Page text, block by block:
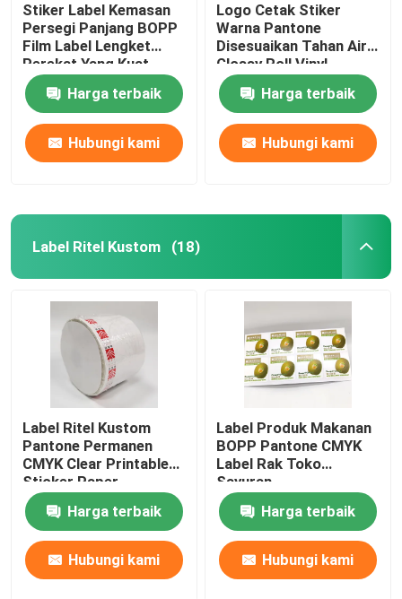
Label produk kimia
Label Kebutuhan Rumah Tangga
Stiker Label Peringatan
Pencetakan Label Data Variabel
Stiker Epoxy 3D
Stiker Die Cut Kustom
Patch Perbaikan Tiup
Stiker Label Kemasan
Persegi Panjang BOPP
Film Label Lengket
Perekat Yang Kuat
Harga terbaik
Hubungi kami
Logo Cetak Stiker
Warna Pantone
Disesuaikan Tahan Air
Glossy Roll Vinyl
Sticker
Harga terbaik
Hubungi kami
Label Ritel Kustom (18)
Label Ritel Kustom
Pantone Permanen
CMYK Clear Printable
Sticker Paper
Harga terbaik
Hubungi kami
Label Produk Makanan
BOPP Pantone CMYK
Label Rak Toko
Sayuran
Harga terbaik
Hubungi kami